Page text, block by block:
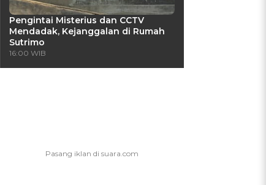
Pengintai Misterius dan CCTV
Mendadak, Kejanggalan di Rumah
Sutrimo
16:00 WIB